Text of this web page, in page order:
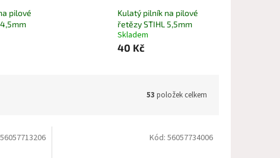
pilové
Kulatý pilník na pilové
řetězy STIHL 5,5mm
Skladem
40 Kč
53 položek celkem
56057713206 Kód: 56057734006